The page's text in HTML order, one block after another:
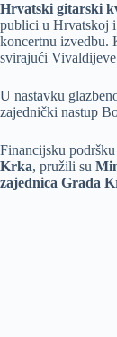
Hrvatski gitarski
publici u Hrvatskoj
koncertnu izvedbu.
svirajući
U nastavku
zajednički nastup
Financijsku
Krka, pružili su
zajednica Grada